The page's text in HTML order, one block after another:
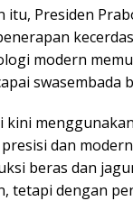
itu, Presiden
modern
swasembada
kini
dan
beras dan
tetapi dengan